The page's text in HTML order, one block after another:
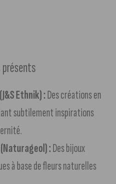
Ethnik) :Des créations en
subtilement inspirations
:Des bijoux
à base de fleurs naturelles